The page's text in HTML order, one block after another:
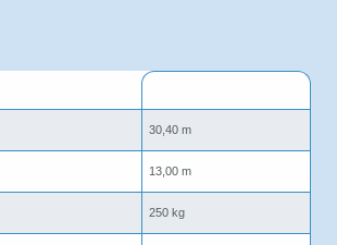
30,40 m
13,00 m
250 kg